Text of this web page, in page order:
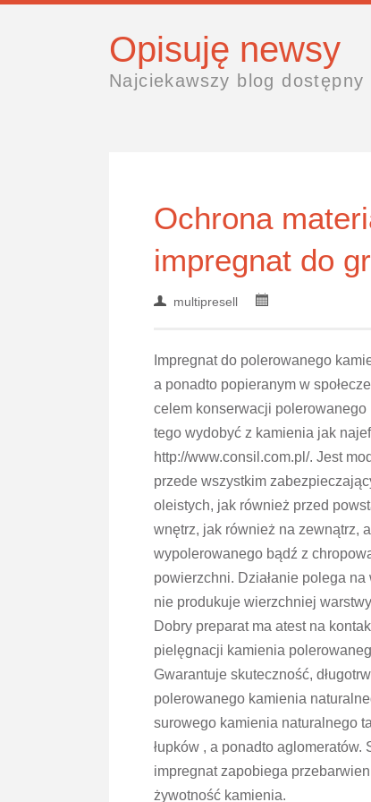
Opisuję newsy
Najciekawszy blog dostępny
Ochrona
impregnat do
multipresell
Impregnat do polerowanego
a ponadto popieranym w
celem konserwacji polerowanego
tego wydobyć z kamienia jak
http://www.consil.com.pl/. Jest
przede wszystkim
oleistych, jak również przed
wnętrz, jak również na zewnątrz,
wypolerowanego bądź z
powierzchni. Działanie polega
nie produkuje wierzchniej
Dobry preparat ma atest na
pielęgnacji kamienia
Gwarantuje skuteczność,
polerowanego kamienia
surowego kamienia naturalnego
łupków , a ponadto
impregnat zapobiega
żywotność kamienia.